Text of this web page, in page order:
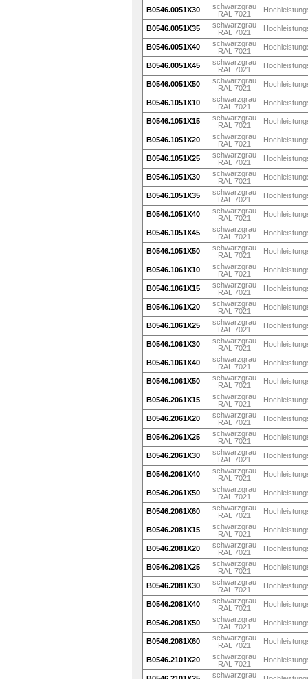
B0546.0051X30
schwarzgrau
RAL 7021
B0546.0051X35
schwarzgrau
RAL 7021
B0546.0051X40
schwarzgrau
RAL 7021
B0546.0051X45
schwarzgrau
RAL 7021
B0546.0051X50
schwarzgrau
RAL 7021
B0546.1051X10
schwarzgrau
RAL 7021
B0546.1051X15
schwarzgrau
RAL 7021
B0546.1051X20
schwarzgrau
RAL 7021
B0546.1051X25
schwarzgrau
RAL 7021
B0546.1051X30
schwarzgrau
RAL 7021
B0546.1051X35
schwarzgrau
RAL 7021
B0546.1051X40
schwarzgrau
RAL 7021
B0546.1051X45
schwarzgrau
RAL 7021
B0546.1051X50
schwarzgrau
RAL 7021
B0546.1061X10
schwarzgrau
RAL 7021
B0546.1061X15
schwarzgrau
RAL 7021
B0546.1061X20
schwarzgrau
RAL 7021
B0546.1061X25
schwarzgrau
RAL 7021
B0546.1061X30
schwarzgrau
RAL 7021
B0546.1061X40
schwarzgrau
RAL 7021
B0546.1061X50
schwarzgrau
RAL 7021
B0546.2061X15
schwarzgrau
RAL 7021
B0546.2061X20
schwarzgrau
RAL 7021
B0546.2061X25
schwarzgrau
RAL 7021
B0546.2061X30
schwarzgrau
RAL 7021
B0546.2061X40
schwarzgrau
RAL 7021
B0546.2061X50
schwarzgrau
RAL 7021
B0546.2061X60
schwarzgrau
RAL 7021
B0546.2081X15
schwarzgrau
RAL 7021
B0546.2081X20
schwarzgrau
RAL 7021
B0546.2081X25
schwarzgrau
RAL 7021
B0546.2081X30
schwarzgrau
RAL 7021
B0546.2081X40
schwarzgrau
RAL 7021
B0546.2081X50
schwarzgrau
RAL 7021
B0546.2081X60
schwarzgrau
RAL 7021
B0546.2101X20
schwarzgrau
RAL 7021
schwarzgrau